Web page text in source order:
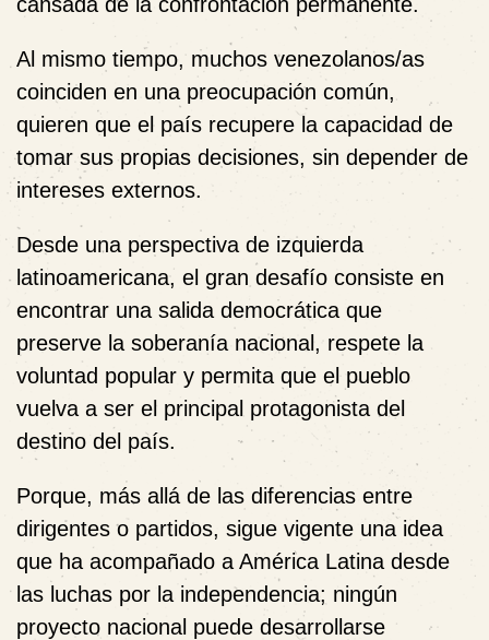
Al mismo tiempo, muchos venezolanos/as
coinciden en una preocupación común,
quieren que el país recupere la capacidad de
tomar sus propias decisiones, sin depender de
intereses externos.
Desde una perspectiva de izquierda
latinoamericana, el gran desafío consiste en
encontrar una salida democrática que
preserve la soberanía nacional, respete la
voluntad popular y permita que el pueblo
vuelva a ser el principal protagonista del
destino del país.
Porque, más allá de las diferencias entre
dirigentes o partidos, sigue vigente una idea
que ha acompañado a América Latina desde
las luchas por la independencia; ningún
proyecto nacional puede desarrollarse